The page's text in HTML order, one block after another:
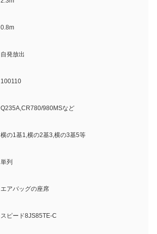
0.8m
自発放出
100110
Q235A,CR780/980MSなど
横の1基1,横の2基3,横の3基5等
単列
エアバッグの座席
スピード8JS85TE-C